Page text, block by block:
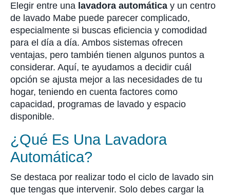
Elegir entre una lavadora automática y un centro
de lavado Mabe puede parecer complicado,
especialmente si buscas eficiencia y comodidad
para el día a día. Ambos sistemas ofrecen
ventajas, pero también tienen algunos puntos a
considerar. Aquí, te ayudamos a decidir cuál
opción se ajusta mejor a las necesidades de tu
hogar, teniendo en cuenta factores como
capacidad, programas de lavado y espacio
disponible.
¿Qué Es Una Lavadora
Automática?
Se destaca por realizar todo el ciclo de lavado sin
que tengas que intervenir. Solo debes cargar la